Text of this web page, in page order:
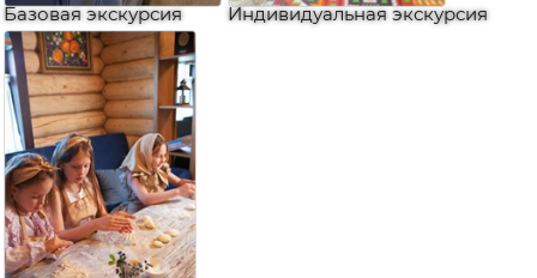
Базовая экскурсия Индивидуальная экскурсия